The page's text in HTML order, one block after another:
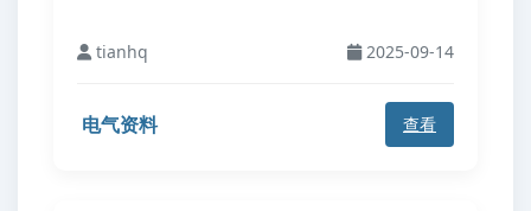
tianhq 2025-09-14
电气资料 查看